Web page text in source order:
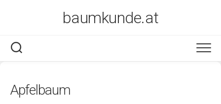
baumkunde.at
Apfelbaum